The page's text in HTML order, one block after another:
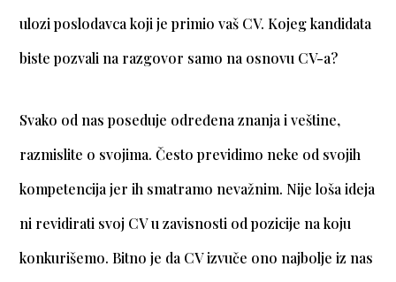
ulozi poslodavca koji je primio vaš CV. Kojeg kandidata
biste pozvali na razgovor samo na osnovu CV-a?
Svako od nas poseduje određena znanja i veštine,
razmislite o svojima. Često previdimo neke od svojih
kompetencija jer ih smatramo nevažnim. Nije loša ideja
ni revidirati svoj CV u zavisnosti od pozicije na koju
konkurišemo. Bitno je da CV izvuče ono najbolje iz nas